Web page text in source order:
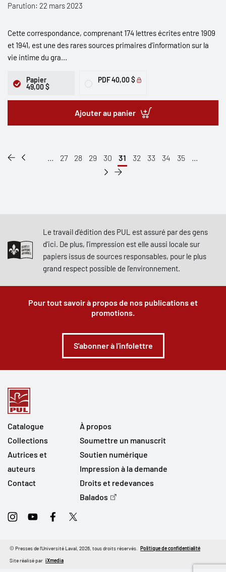
Parution: 22 mars 2023
Cette correspondance, comprenant 174 lettres écrites entre 1909
et 1941, est une des rares sources primaires d’information sur la
vie intime du gra...
Papier
49,00 $
PDF40,00 $
Ajouter au panier
... 27 28 29 30 31 32 33 34 35 ...
Le travail d'édition des PUL est assuré par des gens
d'ici. De plus, l'impression est elle aussi locale sur
papiers issus de sources responsables, pour le plus
grand respect possible de l'environnement.
Pour tout savoir à propos de nos publications et
promotions.
S'abonner à l'infolettre
Catalogue
Collections
Autrices et
auteurs
Contact
À propos
Soumettre un manuscrit
Soutien numérique
Impression à la demande
Droits et redevances
Balados
InstagramYoutubeFacebookTwitter
Site réalisé par iXmedia
© Presses de l'Université Laval, 2026, tous droits réservés. Politique de confidentialité